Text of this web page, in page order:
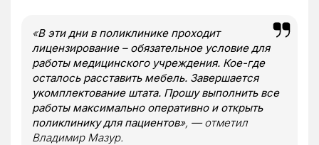
«В эти дни в поликлинике проходит
лицензирование – обязательное условие для
работы медицинского учреждения. Кое-где
осталось расставить мебель. Завершается
укомплектование штата. Прошу выполнить все
работы максимально оперативно и открыть
поликлинику для пациентов», — отметил
Владимир Мазур.